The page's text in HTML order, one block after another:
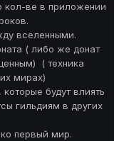
кол-ве в приложении
вселенными.
( либо же донат
( техника
мирах)
будут влиять
гильдиям в других
первый мир.